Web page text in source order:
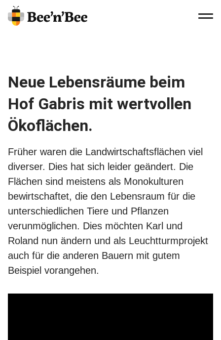
Logo
to
Neue Lebensräume beim
Hof Gabris mit wertvollen
Ökoflächen.
Früher waren die Landwirtschaftsflächen viel
diverser. Dies hat sich leider geändert. Die
Flächen sind meistens als Monokulturen
bewirtschaftet, die den Lebensraum für die
unterschiedlichen Tiere und Pflanzen
verunmöglichen. Dies möchten Karl und
Roland nun ändern und als Leuchtturmprojekt
auch für die anderen Bauern mit gutem
Beispiel vorangehen.